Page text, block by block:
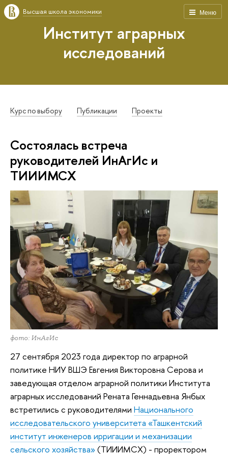
Меню
Высшая школа экономики
Институт аграрных
исследований
Курс по выбору Публикации Проекты
Состоялась встреча
руководителей ИнАгИс и
ТИИИМСХ
фото: ИнАгИс
27 сентября 2023 года директор по аграрной
политике НИУ ВШЭ Евгения Викторовна Серова и
заведующая отделом аграрной политики Института
аграрных исследований Рената Геннадьевна Янбых
встретились с руководителями Национального
исследовательского университета «Ташкентский
институт инженеров ирригации и механизации
сельского хозяйства»(ТИИИМСХ) - проректором